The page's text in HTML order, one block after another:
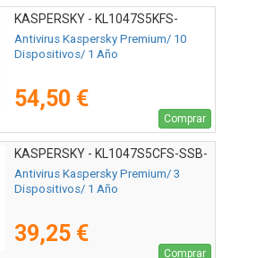
KASPERSKY - KL1047S5KFS-
MSBES
Antivirus Kaspersky Premium/ 10
Dispositivos/ 1 Año
54,50 €
Comprar
KASPERSKY - KL1047S5CFS-SSB-
ES
Antivirus Kaspersky Premium/ 3
Dispositivos/ 1 Año
39,25 €
Comprar